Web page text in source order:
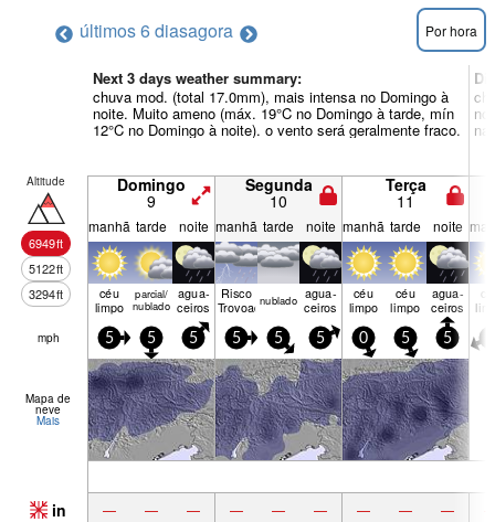
últimos 6 diasagora Por hora
Next 3 days weather summary:
chuva mod. (total 17.0mm), mais intensa no Domingo à
noite. Muito ameno (máx. 19°C no Domingo à tarde, mín
12°C no Domingo à noite). o vento será geralmente fraco. na
Altitude
6949ft
5122ft
3294ft
Domingo
9
Segunda
10
Terça
11
manhã tarde noite manhã tarde noite manhã tarde noite
céu
limpo
parcial/
nublado
agua­
ceiros
Risco
Trovoadanubl­ado agua­
ceiros
céu
limpo
céu
limpo
agua­
ceiros
mph 5 5 5 5 5 5 0 5 5
Mapa de
neve
Mais
in — — — — — — — — —